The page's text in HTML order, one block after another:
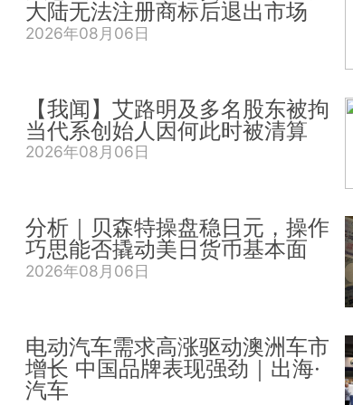
大陆无法注册商标后退出市场
2026年08月06日
【我闻】艾路明及多名股东被拘
当代系创始人因何此时被清算
2026年08月06日
分析｜贝森特操盘稳日元，操作
巧思能否撬动美日货币基本面
2026年08月06日
电动汽车需求高涨驱动澳洲车市
增长 中国品牌表现强劲｜出海·
汽车